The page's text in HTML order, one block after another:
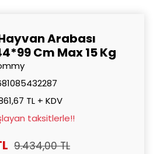
Arabası
Cm Max 15 Kg
TL + KDV
taksitlerle!!
9.434,00 TL